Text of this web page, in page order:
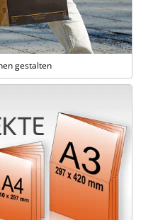
gestalten